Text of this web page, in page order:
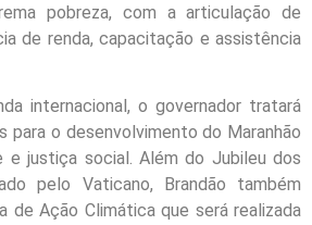
pobreza, com a articulação de
de renda, capacitação e assistência
internacional, o governador tratará
para o desenvolvimento do Maranhão
e justiça social. Além do Jubileu dos
pelo Vaticano, Brandão também
de Ação Climática que será realizada